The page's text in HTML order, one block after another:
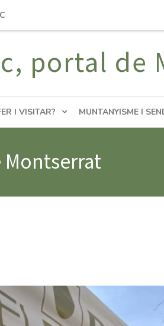
portal de
I VISITAR? MUNTANYISME I
Montserrat